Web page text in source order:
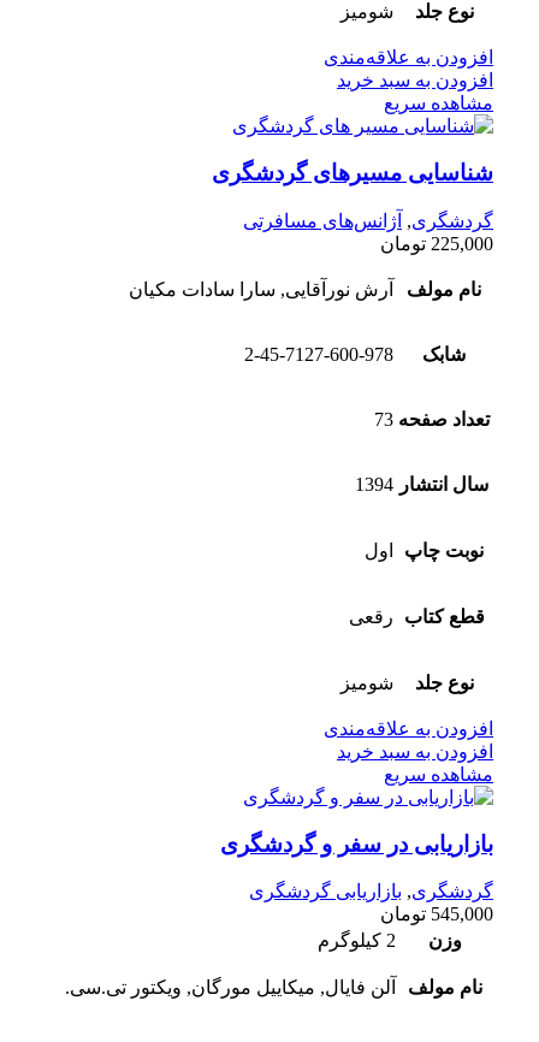
نوع جلد شومیز
افزودن به علاقه‌مندی
افزودن به سبد خرید
مشاهده سریع
شناسایی مسیرهای گردشگری
گردشگری, آژانس‌های مسافرتی
225,000 تومان
نام مولف آرش نورآقایی, سارا سادات مکیان
شابک 2-45-7127-600-978
تعداد صفحه 73
سال انتشار 1394
نوبت چاپ اول
قطع کتاب رقعی
نوع جلد شومیز
افزودن به علاقه‌مندی
افزودن به سبد خرید
مشاهده سریع
بازاریابی در سفر و گردشگری
گردشگری, بازاریابی گردشگری
545,000 تومان
وزن
2 کیلوگرم
نام مولف آلن فایال, میکاییل مورگان, ویکتور تی.سی.